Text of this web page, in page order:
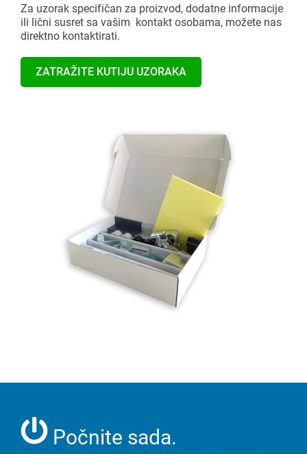
Za uzorak specifičan za proizvod, dodatne informacije
ili lični susret sa vašim kontakt osobama, možete nas
direktno kontaktirati.
ZATRAŽITE KUTIJU UZORAKA
Počnite sada.